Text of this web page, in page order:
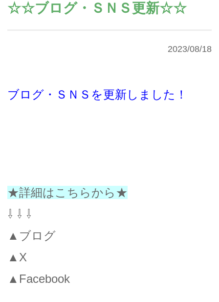
☆☆ブログ・ＳＮＳ更新☆☆
2023/08/18
ブログ・ＳＮＳを更新しました！
★詳細はこちらから★
⇩ ⇩ ⇩
▲ブログ
▲X
▲Facebook